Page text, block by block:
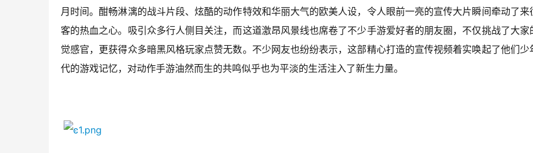
月时间。酣畅淋漓的战斗片段、炫酷的动作特效和华丽大气的欧美人设，令人眼前一亮的宣传大片瞬间牵动了来
客的热血之心。吸引众多行人侧目关注，而这道激昂风景线也席卷了不少手游爱好者的朋友圈，不仅挑战了大家
觉感官，更获得众多暗黑风格玩家点赞无数。不少网友也纷纷表示，这部精心打造的宣传视频着实唤起了他们少
代的游戏记忆，对动作手游油然而生的共鸣似乎也为平淡的生活注入了新生力量。